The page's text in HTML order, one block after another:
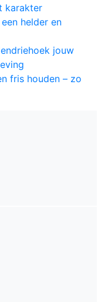
karakter
helder en
jouw
fris houden – zo